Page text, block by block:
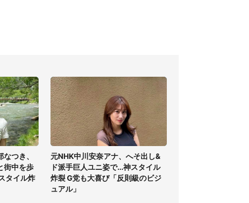
つき、
街中を歩
タイル炸
元NHK中川安奈アナ、へそ出し&
ド派手巨人ユニ姿で...神スタイル
炸裂 G党も大喜び「反則級のビジ
ュアル」